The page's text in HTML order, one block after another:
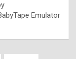
Emulator